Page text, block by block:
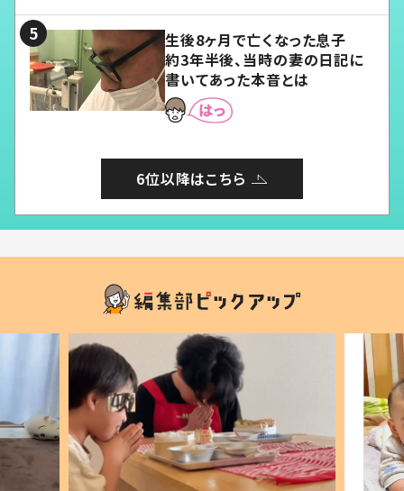
生後8ヶ月で亡くなった息子
約3年半後、当時の妻の日記に
書いてあった本音とは
6位以降はこちら